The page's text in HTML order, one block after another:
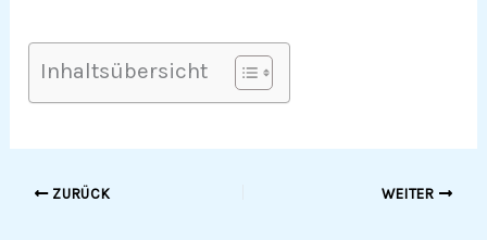
Inhaltsübersicht
ZURÜCK WEITER